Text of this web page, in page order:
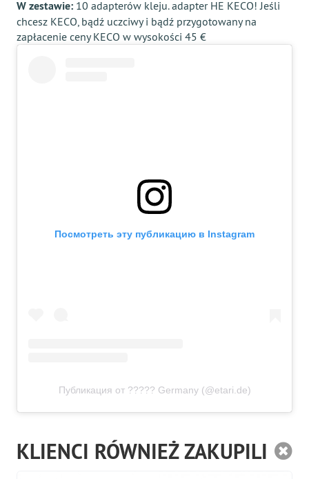
W zestawie: 10 adapterów kleju. adapter HE KECO! Jeśli
chcesz KECO, bądź uczciwy i bądź przygotowany na
zapłacenie ceny KECO w wysokości 45 €
Посмотреть эту публикацию в Instagram
Публикация от ????? Germany (@etari.de)
KLIENCI RÓWNIEŻ ZAKUPILI